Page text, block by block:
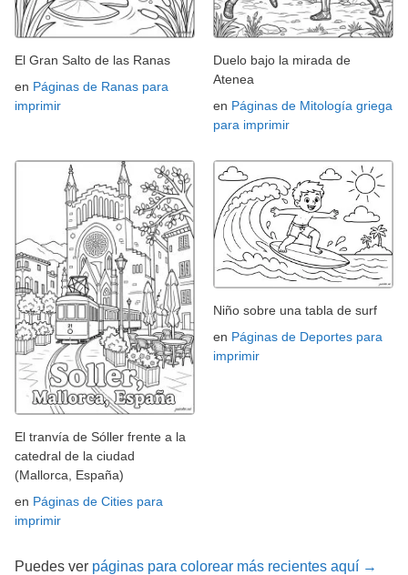
El Gran Salto de las Ranas
en Páginas de Ranas para
imprimir
Duelo bajo la mirada de
Atenea
en Páginas de Mitología griega
para imprimir
El tranvía de Sóller frente a la
catedral de la ciudad
(Mallorca, España)
en Páginas de Cities para
imprimir
Niño sobre una tabla de surf
en Páginas de Deportes para
imprimir
Puedes ver páginas para colorear más recientes aquí →